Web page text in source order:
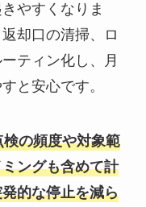
やすくなりま
却口の清掃、ロ
ティン化し、月
と安心です。
検の頻度や対象範
ングも含めて計
的な停止を減ら